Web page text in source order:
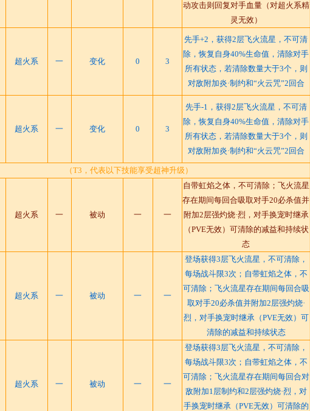
动攻击则回复对手血量（对超火系精
灵无效）
超火系 一 变化 0 3
先手+2，获得2层飞火流星，不可清
除，恢复自身40%生命值，清除对手
所有状态，若清除数量大于3个，则
对敌附加炎·制约和“火云咒”2回合
超火系 一 变化 0 3
先手-1，获得2层飞火流星，不可清
除，恢复自身40%生命值，清除对手
所有状态，若清除数量大于3个，则
对敌附加炎·制约和“火云咒”2回合
（T3，代表以下技能享受超神升级）
超火系 一 被动 一 一
自带虹焰之体，不可清除；飞火流星
存在期间每回合吸取对手20必杀值并
附加2层强灼烧·烈，对手换宠时继承
（PVE无效）可清除的减益和持续状
态
超火系 一 被动 一 一
登场获得3层飞火流星，不可清除，
每场战斗限3次；自带虹焰之体，不
可清除；飞火流星存在期间每回合吸
取对手20必杀值并附加2层强灼烧·
烈，对手换宠时继承（PVE无效）可
清除的减益和持续状态
超火系 一 被动 一 一
登场获得3层飞火流星，不可清除，
每场战斗限3次；自带虹焰之体，不
可清除；飞火流星存在期间每回合对
敌附加1层制约和2层强灼烧·烈，对
手换宠时继承（PVE无效）可清除的